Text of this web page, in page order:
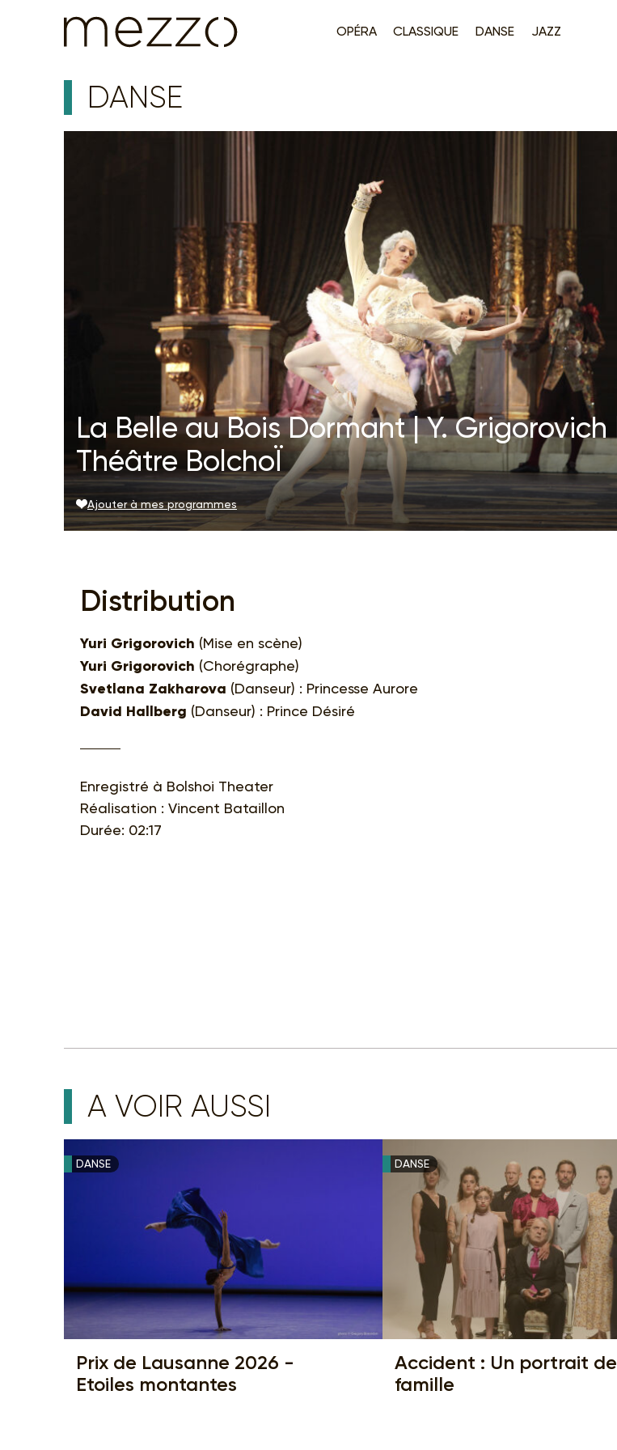
OPÉRA CLASSIQUE DANSE JAZZ
DANSE
La Belle au Bois Dormant | Y. Grigorovich |
Théâtre BolchoÏ
Ajouter à mes programmes
Distribution
Yuri Grigorovich (Mise en scène)
Yuri Grigorovich (Chorégraphe)
Svetlana Zakharova (Danseur) : Princesse Aurore
David Hallberg (Danseur) : Prince Désiré
Enregistré à Bolshoi Theater
Réalisation : Vincent Bataillon
Durée: 02:17
A VOIR AUSSI
DANSE
Prix de Lausanne 2026 -
Etoiles montantes
DANSE
Accident : Un portrait de
famille